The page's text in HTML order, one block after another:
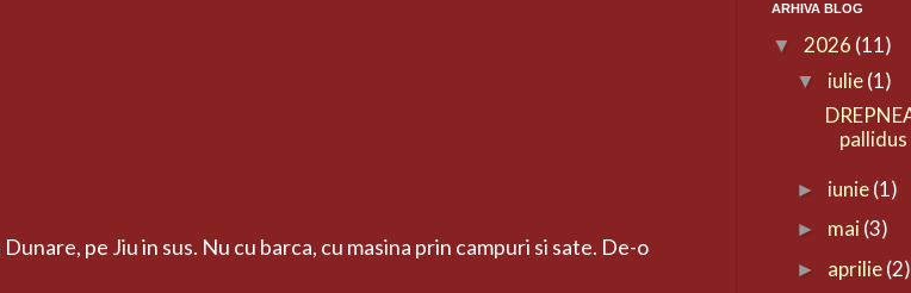
pe Jiu in sus. Nu cu barca, cu masina prin campuri si sate. De-o
ARHIVA BLOG
▼ 2026 (11)
▼ iulie(1)
pallidus
► iunie(1)
► mai(3)
► aprilie(2)